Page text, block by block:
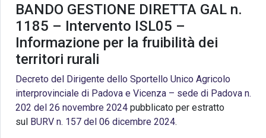
BANDO GESTIONE DIRETTA GAL n.
1185 – Intervento ISL05 –
Informazione per la fruibilità dei
territori rurali
Decreto del Dirigente dello Sportello Unico Agricolo
interprovinciale di Padova e Vicenza – sede di Padova n.
202 del 26 novembre 2024 pubblicato per estratto
sul BURV n. 157 del 06 dicembre 2024.